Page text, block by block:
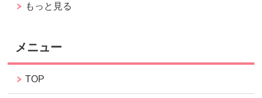
もっと見る
メニュー
TOP